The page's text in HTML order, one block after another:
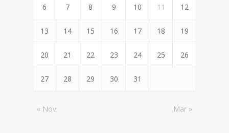
6 7 8 9 10 11 12
13 14 15 16 17 18 19
20 21 22 23 24 25 26
27 28 29 30 31
« Nov Mar »